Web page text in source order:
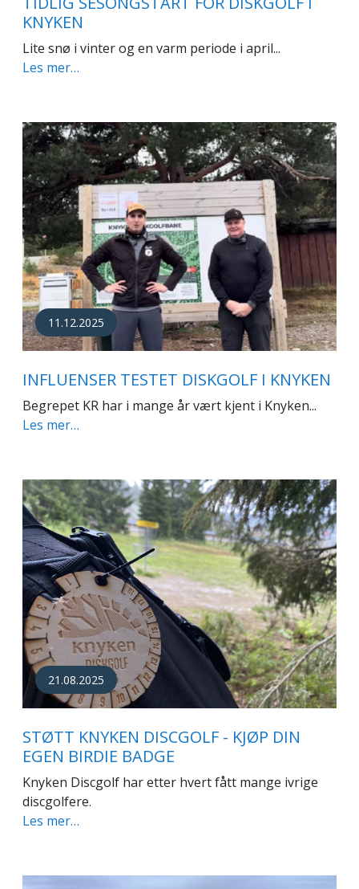
KNYKEN
Lite snø i vinter og en varm periode i april...
Les mer…
11.12.2025
INFLUENSER TESTET DISKGOLF I KNYKEN
Begrepet KR har i mange år vært kjent i Knyken...
Les mer…
21.08.2025
STØTT KNYKEN DISCGOLF - KJØP DIN
EGEN BIRDIE BADGE
Knyken Discgolf har etter hvert fått mange ivrige
discgolfere.
Les mer…